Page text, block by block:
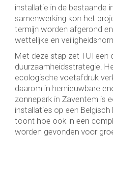
installatie in de bestaande
samenwerking kon het
termijn worden afgerond
wettelijke en
Met deze stap zet TUI een
duurzaamheidsstrategie.
ecologische voetafdruk
daarom in hernieuwbare
zonnepark in Zaventem is
installaties op een
toont hoe ook in een
worden gevonden voor